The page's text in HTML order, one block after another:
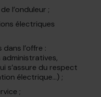
l’onduleur ;
électriques
l’offre :
s’assure du respect
électrique…) ;
;